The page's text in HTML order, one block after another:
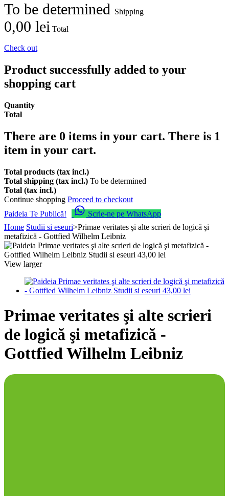
To be determined Shipping
0,00 lei Total
Check out
Product successfully added to your
shopping cart
Quantity
Total
There are 0 items in your cart. There is 1
item in your cart.
Total products (tax incl.)
Total shipping (tax incl.) To be determined
Total (tax incl.)
Continue shopping Proceed to checkout
Paideia Te Publică!
Scrie-ne pe WhatsApp
Home Studii si eseuri>Primae veritates şi alte scrieri de logică şi
metafizică - Gottfied Wilhelm Leibniz
View larger
Primae veritates şi alte scrieri
de logică şi metafizică -
Gottfied Wilhelm Leibniz